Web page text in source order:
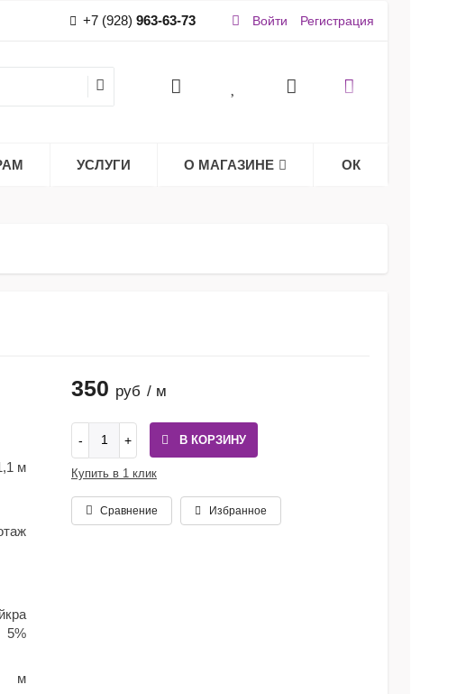
+7 (928) 963-63-73 Войти Регистрация
УСЛУГИ О МАГАЗИНЕ ОК
м
5%
м
350 руб / м
В КОРЗИНУ
Купить в 1 клик
Сравнение Избранное